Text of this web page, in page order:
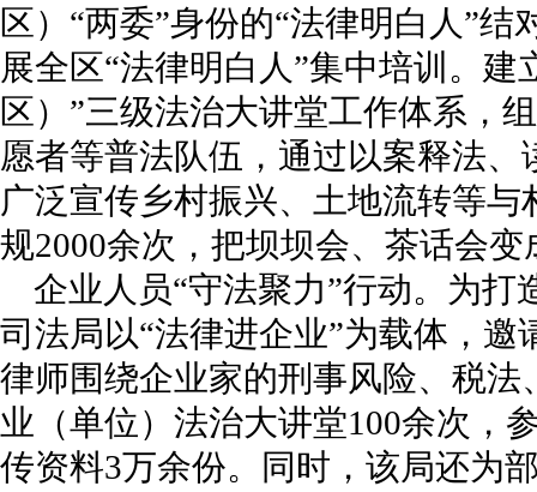
区）“两委”身份的“法律明白人”
展全区“法律明白人”集中培训。
区）”三级法治大讲堂工作体系，
愿者等普法队伍，通过以案释法
广泛宣传乡村振兴、土地流转等
规2000余次，把坝坝会、茶话会变
企业人员“守法聚力”行动。为
司法局以“法律进企业”为载体，
律师围绕企业家的刑事风险、税
业（单位）法治大讲堂100余次，
传资料3万余份。同时，该局还为